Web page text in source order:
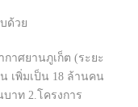
ด้วย
าศยานภูเก็ต (ระยะ
เพิ่มเป็น 18 ล้านคน
าท 2.โครงการ